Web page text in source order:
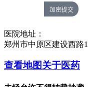
医院地址：
郑州市中原区建设西路
查看地图关于医药